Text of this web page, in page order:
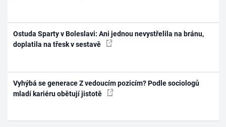
Ostuda Sparty v Boleslavi: Ani jednou nevystřelila na bránu,
doplatila na třesk v sestavě
Vyhýbá se generace Z vedoucím pozicím? Podle sociologů
mladí kariéru obětují jistotě